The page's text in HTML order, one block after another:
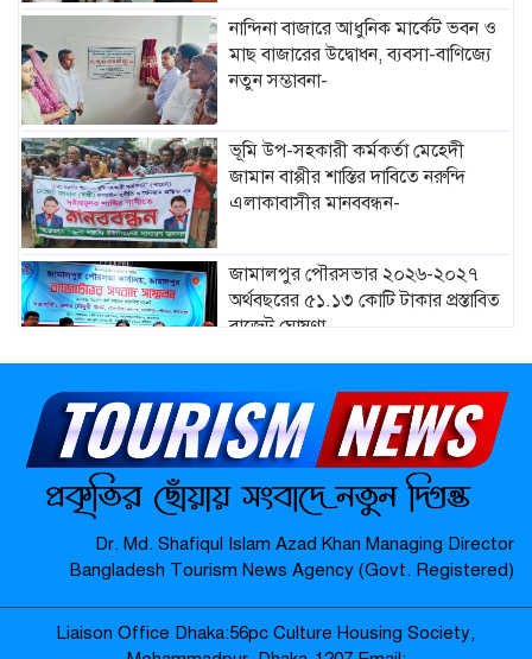
নান্দিনা বাজারে আধুনিক মার্কেট ভবন ও
মাছ বাজারের উদ্বোধন, ব্যবসা-বাণিজ্যে
নতুন সম্ভাবনা-
ভূমি উপ-সহকারী কর্মকর্তা মেহেদী
জামান বাপ্পীর শাস্তির দাবিতে নরুন্দি
এলাকাবাসীর মানববন্ধন-
জামালপুর পৌরসভার ২০২৬-২০২৭
অর্থবছরের ৫১.১৩ কোটি টাকার প্রস্তাবিত
বাজেট ঘোষণা-
মাদারগঞ্জে নারী ও শিশু সুরক্ষা বিষয়ে
সচেতনতামূলক সভা অনুষ্ঠিত-
মাদারগঞ্জে বিএনপির বৃক্ষরোপণ কর্মসূচি
অনুষ্ঠিত-
জামালপুর যৌনপল্লীতে ডিবি পুলিশের
Dr. Md. Shafiqul Islam Azad Khan Managing Director
Bangladesh Tourism News Agency (Govt. Registered)
Liaison Office Dhaka:56pc Culture Housing Society,